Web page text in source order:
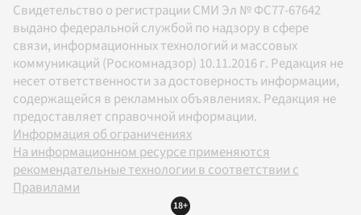
Свидетельство о регистрации СМИ Эл № ФС77-67642
выдано федеральной службой по надзору в сфере
связи, информационных технологий и массовых
коммуникаций (Роскомнадзор) 10.11.2016 г. Редакция не
несет ответственности за достоверность информации,
содержащейся в рекламных объявлениях. Редакция не
предоставляет справочной информации.
Информация об ограничениях
На информационном ресурсе применяются
рекомендательные технологии в соответствии с
Правилами
18+